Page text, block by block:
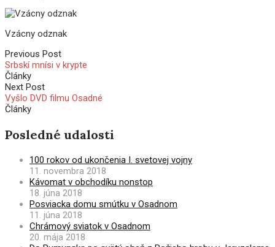
Vzácny odznak
Previous Post
Srbskí mnísi v krypte
Články
Next Post
Vyšlo DVD filmu Osadné
Články
Posledné udalosti
100 rokov od ukončenia I. svetovej vojny
11. novembra 2018
Kávomat v obchodíku nonstop
18. júna 2018
Posviacka domu smútku v Osadnom
11. júna 2018
Chrámový sviatok v Osadnom
20. mája 2018